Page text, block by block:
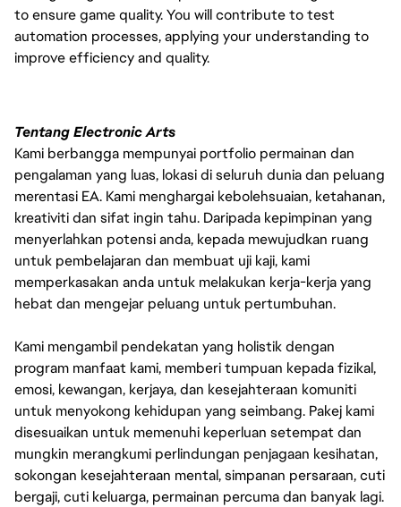
to ensure game quality. You will contribute to test
automation processes, applying your understanding to
improve efficiency and quality.
Tentang Electronic Arts
Kami berbangga mempunyai portfolio permainan dan
pengalaman yang luas, lokasi di seluruh dunia dan peluang
merentasi EA. Kami menghargai kebolehsuaian, ketahanan,
kreativiti dan sifat ingin tahu. Daripada kepimpinan yang
menyerlahkan potensi anda, kepada mewujudkan ruang
untuk pembelajaran dan membuat uji kaji, kami
memperkasakan anda untuk melakukan kerja-kerja yang
hebat dan mengejar peluang untuk pertumbuhan.
Kami mengambil pendekatan yang holistik dengan
program manfaat kami, memberi tumpuan kepada fizikal,
emosi, kewangan, kerjaya, dan kesejahteraan komuniti
untuk menyokong kehidupan yang seimbang. Pakej kami
disesuaikan untuk memenuhi keperluan setempat dan
mungkin merangkumi perlindungan penjagaan kesihatan,
sokongan kesejahteraan mental, simpanan persaraan, cuti
bergaji, cuti keluarga, permainan percuma dan banyak lagi.